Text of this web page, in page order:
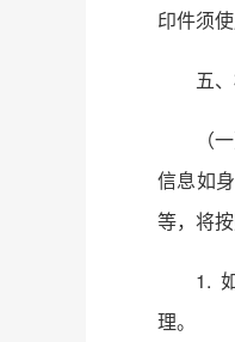
印件须
五
（
信息如
等，将
1.
理。